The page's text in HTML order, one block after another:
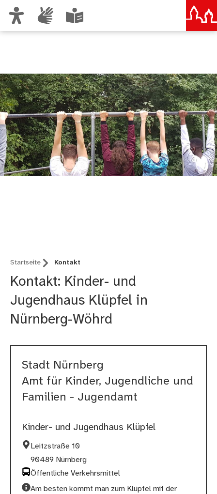
Startseite Kontakt
Kontakt: Kinder- und
Jugendhaus Klüpfel in
Nürnberg-Wöhrd
Stadt Nürnberg
Amt für Kinder, Jugendliche und
Familien - Jugendamt
Kinder- und Jugendhaus Klüpfel
Leitzstraße 10
90489 Nürnberg
Öffentliche Verkehrsmittel
Am besten kommt man zum Klüpfel mit der